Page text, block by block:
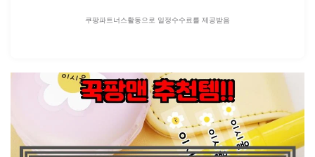
쿠팡파트너스활동으로 일정수수료를 제공받음